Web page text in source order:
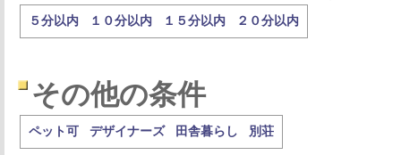
５分以内 １０分以内 １５分以内 ２０分以内
その他の条件
ペット可 デザイナーズ 田舎暮らし 別荘